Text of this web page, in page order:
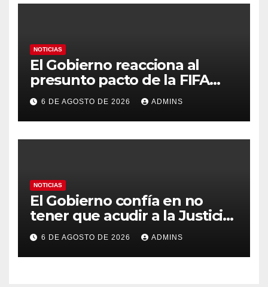
NOTICIAS
El Gobierno reacciona al
presunto pacto de la FIFA
con Marruecos para acoger la
final del Mundial 2030:
«Tiene que ser en España»
6 DE AGOSTO DE 2026 ADMINS
NOTICIAS
El Gobierno confía en no
tener que acudir a la Justicia
por el reparto de menores
mientras el PP pide la
apertura del Congreso por la
6 DE AGOSTO DE 2026 ADMINS